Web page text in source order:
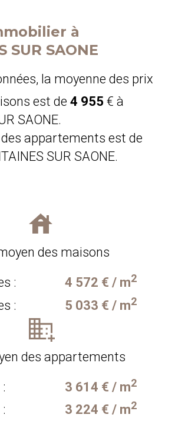
à
SUR SAONE
la moyenne des prix
est de 4 955 € à
SAONE.
appartements est de
SUR SAONE.
des maisons
: 4 572 € / m2
: 5 033 € / m2
des appartements
3 614 € / m2
3 224 € / m2